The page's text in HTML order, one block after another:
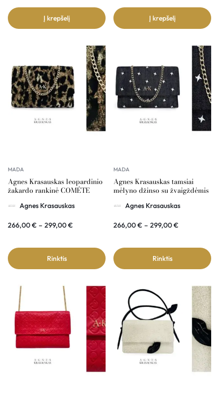
Į krepšelį Į krepšelį
MADA
Agnes Krasauskas leopardinio
žakardo rankinė COMÉTE
Agnes Krasauskas
266,00€ – 299,00€
Rinktis
MADA
Agnes Krasauskas tamsiai
mėlyno džinso su žvaigždėmis
Agnes Krasauskas
266,00€ – 299,00€
Rinktis